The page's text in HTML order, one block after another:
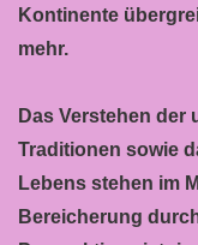
Kontinente
mehr.
Das Verstehen
Traditionen sowie
Lebens stehen im
Bereicherung